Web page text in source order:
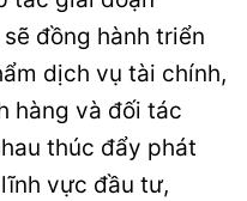
đồng hành triển
dịch vụ tài chính,
hàng và đối tác
thúc đẩy phát
vực đầu tư,